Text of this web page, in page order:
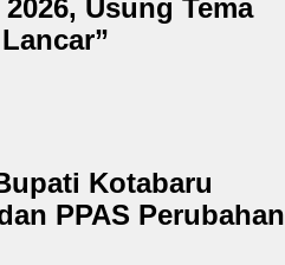
Usung Tema
Kotabaru
PPAS Perubahan